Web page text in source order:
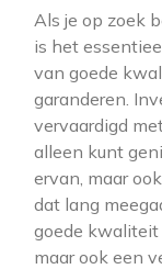
Als je op zoek
is het
van goede
garanderen.
vervaardigd
alleen kunt
ervan, maar
dat lang
goede kwaliteit
maar ook een